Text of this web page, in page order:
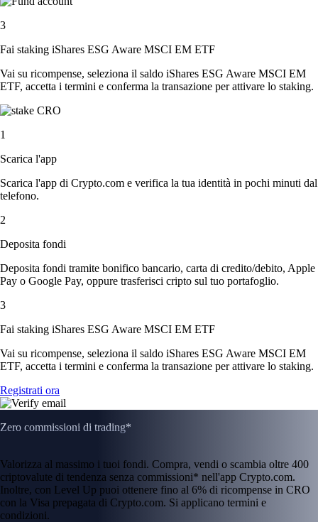
3
Fai staking iShares ESG Aware MSCI EM ETF
Vai su ricompense, seleziona il saldo iShares ESG Aware MSCI EM
ETF, accetta i termini e conferma la transazione per attivare lo staking.
1
Scarica l'app
Scarica l'app di Crypto.com e verifica la tua identità in pochi minuti dal
telefono.
2
Deposita fondi
Deposita fondi tramite bonifico bancario, carta di credito/debito, Apple
Pay o Google Pay, oppure trasferisci cripto sul tuo portafoglio.
3
Fai staking iShares ESG Aware MSCI EM ETF
Vai su ricompense, seleziona il saldo iShares ESG Aware MSCI EM
ETF, accetta i termini e conferma la transazione per attivare lo staking.
Registrati ora
Zero commissioni di trading*
Valorizza al massimo i tuoi fondi. Compra, vendi o scambia oltre 400
criptovalute di tendenza senza commissioni* nell'app Crypto.com.
Inoltre, con Level Up puoi ottenere fino al 6% di ricompense in CRO
con la Visa prepagata di Crypto.com. Si applicano termini e
condizioni.